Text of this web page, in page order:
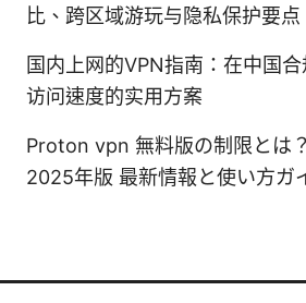
比、跨区域游玩与隐私保护要点
国内上网的VPN指南：在中国
访问速度的实用方案
Proton vpn 無料版の制限とは
2025年版 最新情報と使い方ガ